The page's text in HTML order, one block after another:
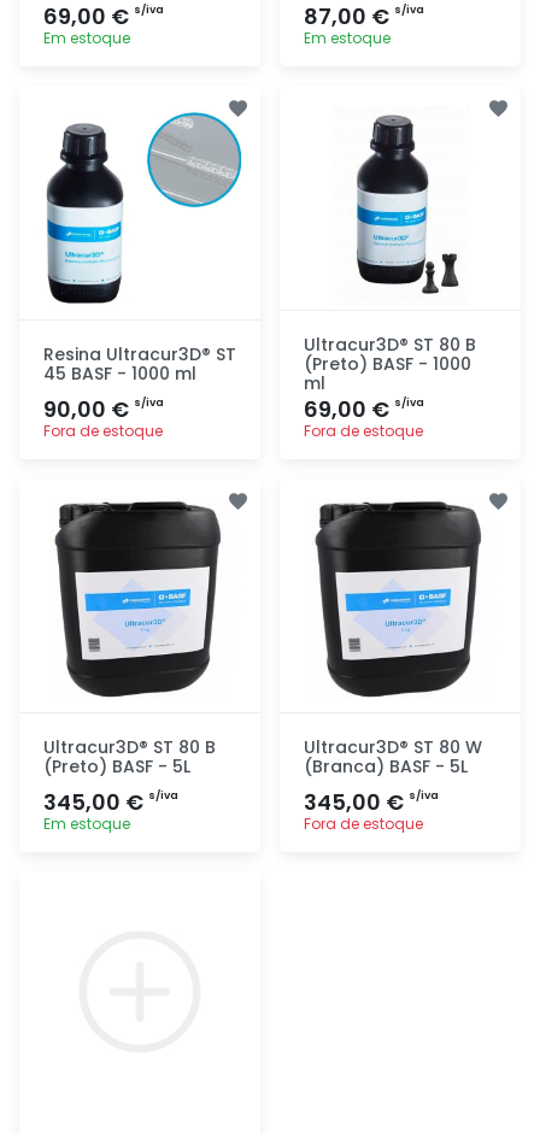
69,00 € s/iva
Em estoque
rapidamente
87,00 € s/iva
Em estoque
rapidamente
Resina Ultracur3D® ST
45 BASF - 1000 ml
90,00 € s/iva
Fora de estoque
rapidamente
Ultracur3D® ST 80 B
(Preto) BASF - 1000
ml
69,00 € s/iva
Fora de estoque
rapidamente
Ultracur3D® ST 80 B
(Preto) BASF - 5L
345,00 € s/iva
Em estoque
Ultracur3D® ST 80 W
(Branca) BASF - 5L
345,00 € s/iva
Fora de estoque